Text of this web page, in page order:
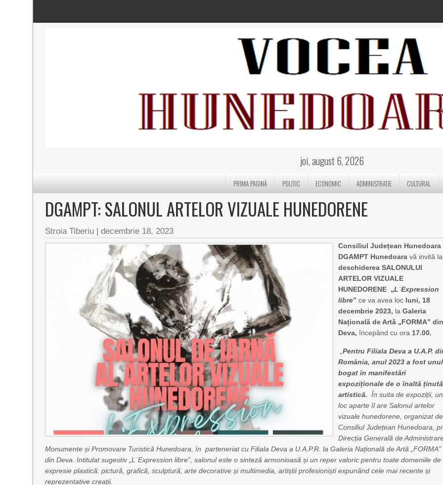
joi, august 6, 2026
PRIMA PAGINĂ POLITIC ECONOMIC ADMINISTRATIE CULTURAL
DGAMPT: SALONUL ARTELOR VIZUALE HUNEDORENE
Stroia Tiberiu |decembrie 18, 2023
Consiliul Județean Hunedoara
DGAMPT Hunedoaravă invită la
deschiderea SALONULUI
ARTELOR VIZUALE
HUNEDORENE „LˈExpression
libre”ce va avea loc luni, 18
decembrie 2023, laGaleria
Națională de Artă „FORMA” din
Deva, începând cu ora 17.00.
„Pentru Filiala Deva a U.A.P.
România, anul 2023 a fost unul
bogat în manifestări
expoziționale de o înaltă ținută
artistică.În suita de expoziții, un
loc aparte îl are Salonul artelor
vizuale hunedorene, organizat de
Consiliul Județean Hunedoara,
Direcția Generală de
Monumente și Promovare Turistică Hunedoara, în parteneriat cu Filiala Deva a U.A.P.R. la Galeria Națională de Artă „FORMA”
din Deva. Intitulat sugestiv „LˈExpression libre”, salonul este o sinteză armonioasă și un reper valoric pentru toate domeniile de
expresie plastică: pictură, grafică, sculptură, arte decorative și multimedia, artiștii profesioniști expunând cele mai recente și
reprezentative creații.